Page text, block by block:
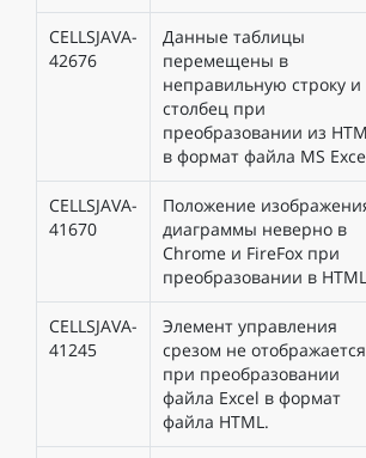
CELLSJAVA-
42676
Данные таблицы
перемещены в
неправильную строку и
столбец при
преобразовании из
в формат файла MS
CELLSJAVA-
41670
Положение
диаграммы неверно в
Chrome и FireFox при
преобразовании в HTML
CELLSJAVA-
41245
Элемент управления
срезом не отображается
при преобразовании
файла Excel в формат
файла HTML.